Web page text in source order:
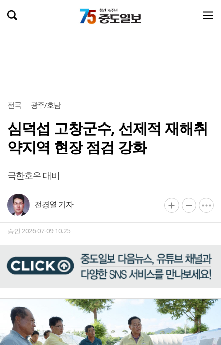
전국 광주/호남
심덕섭 고창군수, 선제적 재해취
약지역 현장 점검 강화
극한호우 대비
전경열 기자
승인 2026-07-09 10:25